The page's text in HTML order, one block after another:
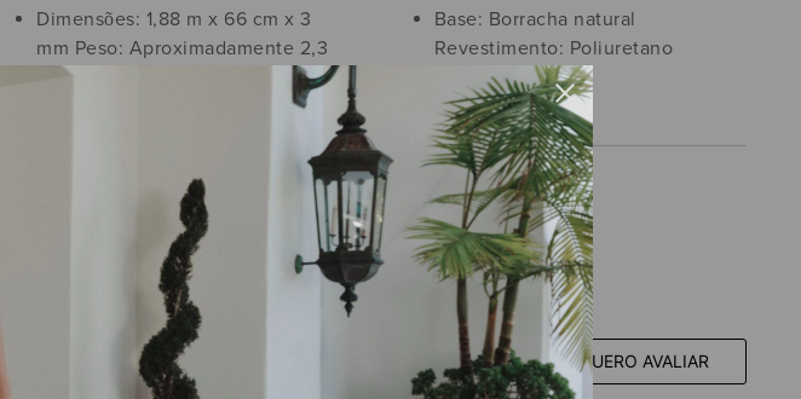
POR DENTRO
EM NOSSA NEWSLETTER E TENHA ACESSO ÀS
ALO EM PRIMEIRA MÃO.
Dimensões: 1,88 m x 66 cm x 3
mm Peso: Aproximadamente 2,3
Base: Borracha natural
Revestimento: Poliuretano
QUERO AVALIAR